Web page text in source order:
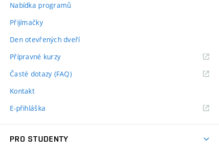
Nabídka programů
Přijímačky
Den otevřených dveří
Přípravné kurzy
Časté dotazy (FAQ)
Kontakt
E-přihláška
PRO STUDENTY